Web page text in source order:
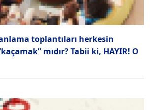
toplantıları herkesin
mıdır? Tabii ki, HAYIR! O